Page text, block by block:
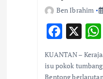
Ben Ibrahim
F
ac
e
X
KUANTAN –
isu pokok
Bentong